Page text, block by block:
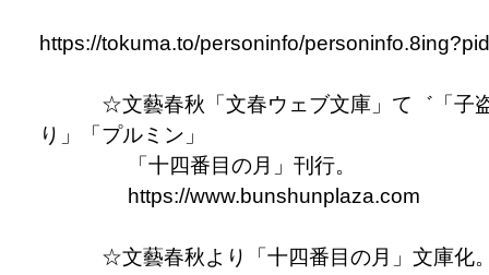
https://tokuma.to/personinfo/
☆文藝春秋「文春ウェブ文庫」て゛「子
り」「プルミン」
「十四番目の月」刊行。
https://www.bunshunplaza.com
☆文藝春秋より「十四番目の月」文庫化